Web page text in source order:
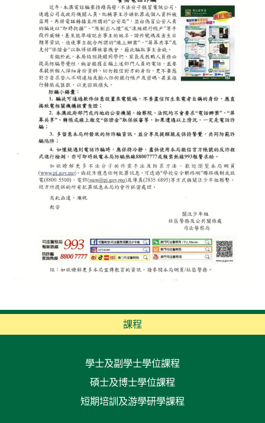
課程
學士及副學士學位課程
碩士及博士學位課程
短期培訓及游學研學課程